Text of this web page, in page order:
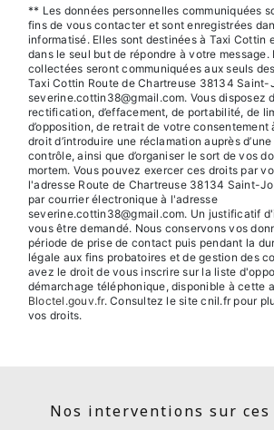
** Les données personnelles communiquées
fins de vous contacter et sont enregistrées
informatisé. Elles sont destinées à Taxi Cottin
dans le seul but de répondre à votre message.
collectées seront communiquées aux seuls
Taxi Cottin Route de Chartreuse 38134
severine.cottin38@gmail.com. Vous disposez
rectification, d’effacement, de portabilité, de
d’opposition, de retrait de votre consentement
droit d’introduire une réclamation auprès
contrôle, ainsi que d’organiser le sort de vos
mortem. Vous pouvez exercer ces droits par
l'adresse Route de Chartreuse 38134 Saint-
par courrier électronique à l'adresse
severine.cottin38@gmail.com. Un justificatif
vous être demandé. Nous conservons vos
période de prise de contact puis pendant la
légale aux fins probatoires et de gestion des
avez le droit de vous inscrire sur la liste
démarchage téléphonique, disponible à cette
Bloctel.gouv.fr. Consultez le site cnil.fr pour
vos droits.
Nos interventions sur